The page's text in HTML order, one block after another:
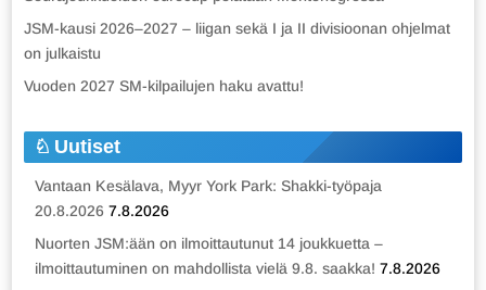
JSM-kausi 2026–2027 – liigan sekä I ja II divisioonan ohjelmat
on julkaistu
Vuoden 2027 SM-kilpailujen haku avattu!
Uutiset
Vantaan Kesälava, Myyr York Park: Shakki-työpaja
20.8.2026 7.8.2026
Nuorten JSM:ään on ilmoittautunut 14 joukkuetta –
ilmoittautuminen on mahdollista vielä 9.8. saakka! 7.8.2026